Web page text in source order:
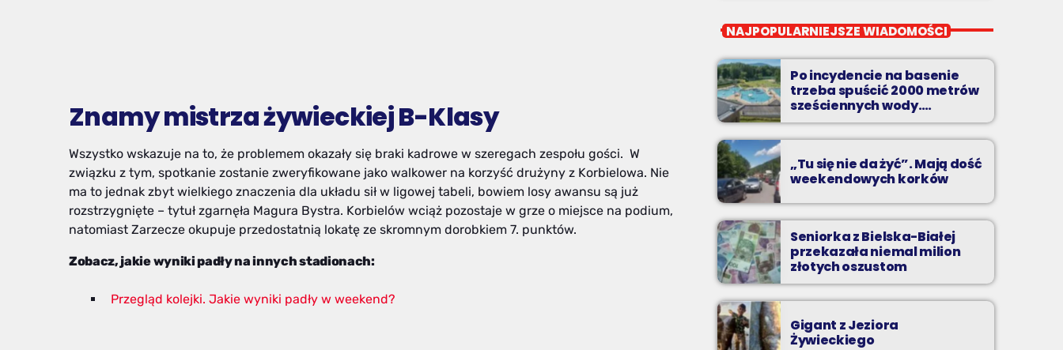
Znamy mistrza żywieckiej B-Klasy
Wszystko wskazuje na to, że problemem okazały się braki kadrowe w szeregach zespołu gości. W
związku z tym, spotkanie zostanie zweryfikowane jako walkower na korzyść drużyny z Korbielowa. Nie
ma to jednak zbyt wielkiego znaczenia dla układu sił w ligowej tabeli, bowiem losy awansu są już
rozstrzygnięte – tytuł zgarnęła Magura Bystra. Korbielów wciąż pozostaje w grze o miejsce na podium,
natomiast Zarzecze okupuje przedostatnią lokatę ze skromnym dorobkiem 7. punktów.
Zobacz, jakie wyniki padły na innych stadionach:
Przegląd kolejki. Jakie wyniki padły w weekend?
Przeboje non-stop
Podbeskidziu! Konkursy, akcje radiowe,
rozmowy i oczywiście - starannie
wyselekcjonowane przeboje non-stop!
NAJPOPULARNIEJSZE WIADOMOŚCI
Po incydencie na basenie
trzeba spuścić 2000 metrów
sześciennych wody.
„Ogromne koszty i ogromna
praca”
„Tu się nie da żyć”. Mają dość
weekendowych korków
Seniorka z Bielska-Białej
przekazała niemal milion
złotych oszustom
Gigant z Jeziora
Żywieckiego